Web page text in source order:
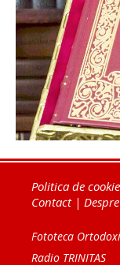
Politica de cookie
Contact|
Fototeca
Radio TRINITAS